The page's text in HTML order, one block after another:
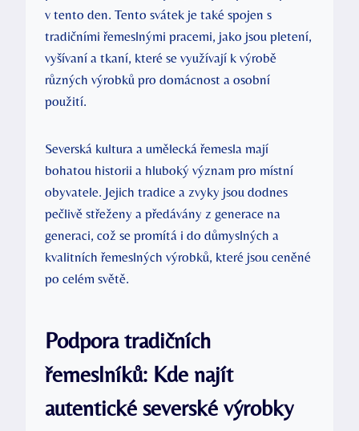
v tento den. Tento svátek je také spojen s
tradičními řemeslnými pracemi, jako jsou pletení,
vyšívaní a tkaní, které se využívají k výrobě
různých výrobků pro domácnost a osobní
použití.
Severská kultura a umělecká řemesla mají
bohatou historii a hluboký význam pro místní
obyvatele. Jejich tradice a zvyky jsou dodnes
pečlivě střeženy a předávány z generace na
generaci, což se promítá i do důmyslných a
kvalitních řemeslných výrobků, které jsou ceněné
po celém světě.
Podpora tradičních
řemeslníků: Kde najít
autentické severské výrobky